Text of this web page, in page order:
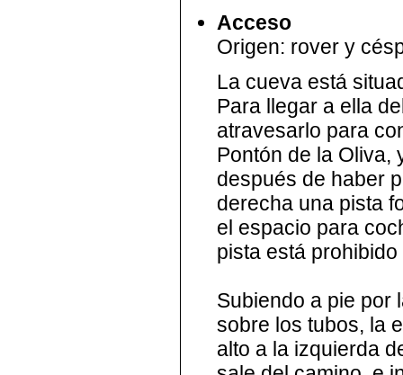
Acceso
Origen: rover y
La cueva está
Para llegar a ella
atravesarlo para
Pontón de la Oliva,
después de haber
derecha una pista
el espacio para
pista está
Subiendo a pie por
sobre los tubos, la
alto a la izquierda